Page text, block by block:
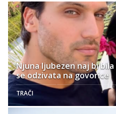
Njuna ljubezen naj bi
se odzivata na govorice
TRAČI